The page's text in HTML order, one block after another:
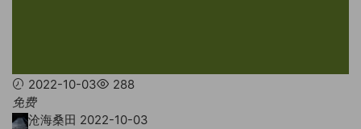
2022-10-03
288
免费
沧海桑田 2022-10-03